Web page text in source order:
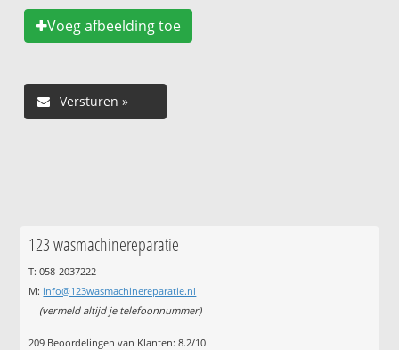
Voeg afbeelding toe
123 wasmachinereparatie
T: 058-2037222
M: info@123wasmachinereparatie.nl
(vermeld altijd je telefoonnummer)
209 Beoordelingen van Klanten:8.2/10